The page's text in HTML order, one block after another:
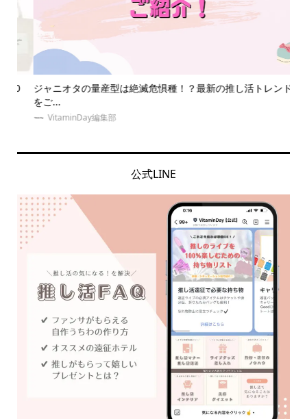
ジャニオタの量産型は絶滅危惧種！？最新の推し活トレンド服
をご...
VitaminDay編集部
公式LINE